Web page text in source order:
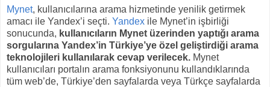
Mynet, kullanıcılarına arama hizmetinde yenilik getirmek
amacı ile Yandex’i seçti. Yandex ile Mynet’in işbirliği
sonucunda, kullanıcıların Mynet üzerinden yaptığı arama
sorgularına Yandex’in Türkiye’ye özel geliştirdiği arama
teknolojileri kullanılarak cevap verilecek. Mynet
kullanıcıları portalın arama fonksiyonunu kullandıklarında
tüm web’de, Türkiye’den sayfalarda veya Türkçe sayfalarda